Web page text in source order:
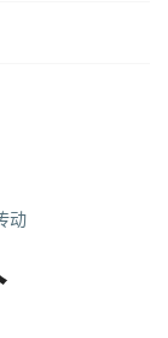
动